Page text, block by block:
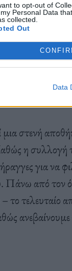
to opt-out of
Personal Data
collected.
Out
Data
μια στενή
η συλλογή
για να
Πάνω από
τελευταίο